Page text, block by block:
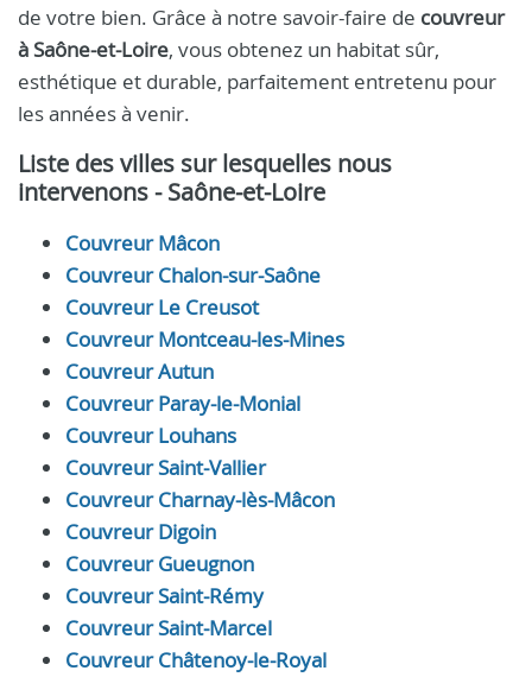
de votre bien. Grâce à notre savoir-faire de couvreur
à Saône-et-Loire, vous obtenez un habitat sûr,
esthétique et durable, parfaitement entretenu pour
les années à venir.
Liste des villes sur lesquelles nous
intervenons - Saône-et-Loire
Couvreur Mâcon
Couvreur Chalon-sur-Saône
Couvreur Le Creusot
Couvreur Montceau-les-Mines
Couvreur Autun
Couvreur Paray-le-Monial
Couvreur Louhans
Couvreur Saint-Vallier
Couvreur Charnay-lès-Mâcon
Couvreur Digoin
Couvreur Gueugnon
Couvreur Saint-Rémy
Couvreur Saint-Marcel
Couvreur Châtenoy-le-Royal